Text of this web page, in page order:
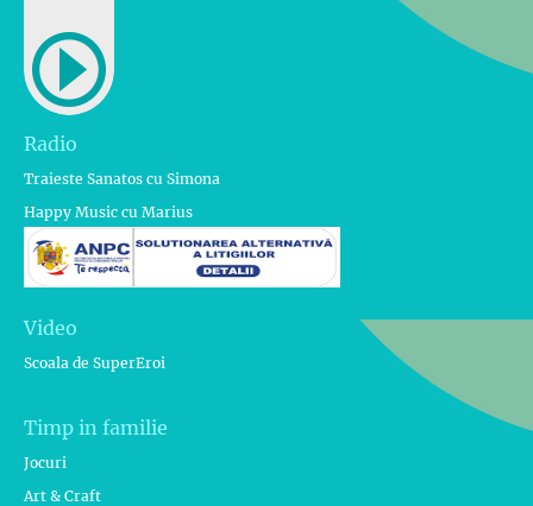
Radio
Traieste Sanatos cu Simona
Happy Music cu Marius
Video
Scoala de SuperEroi
Timp in familie
Jocuri
Art & Craft